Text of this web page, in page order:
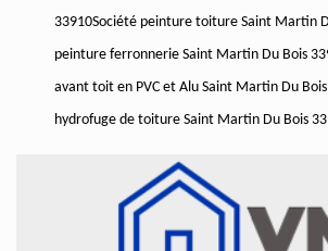
33910Société peinture toiture Saint Martin
peinture ferronnerie Saint Martin Du Bois
avant toit en PVC et Alu Saint Martin Du
hydrofuge de toiture Saint Martin Du Bois